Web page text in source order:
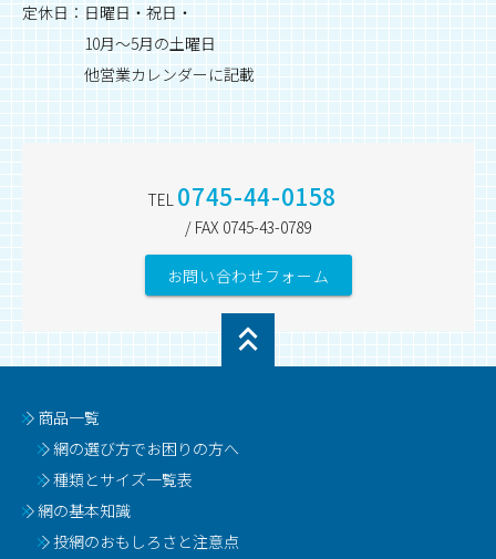
定休日：日曜日・祝日・
10月～5月の土曜日
他営業カレンダーに記載
TEL 0745-44-0158
/ FAX 0745-43-0789
お問い合わせフォーム
商品一覧
網の選び方でお困りの方へ
種類とサイズ一覧表
網の基本知識
投網のおもしろさと注意点